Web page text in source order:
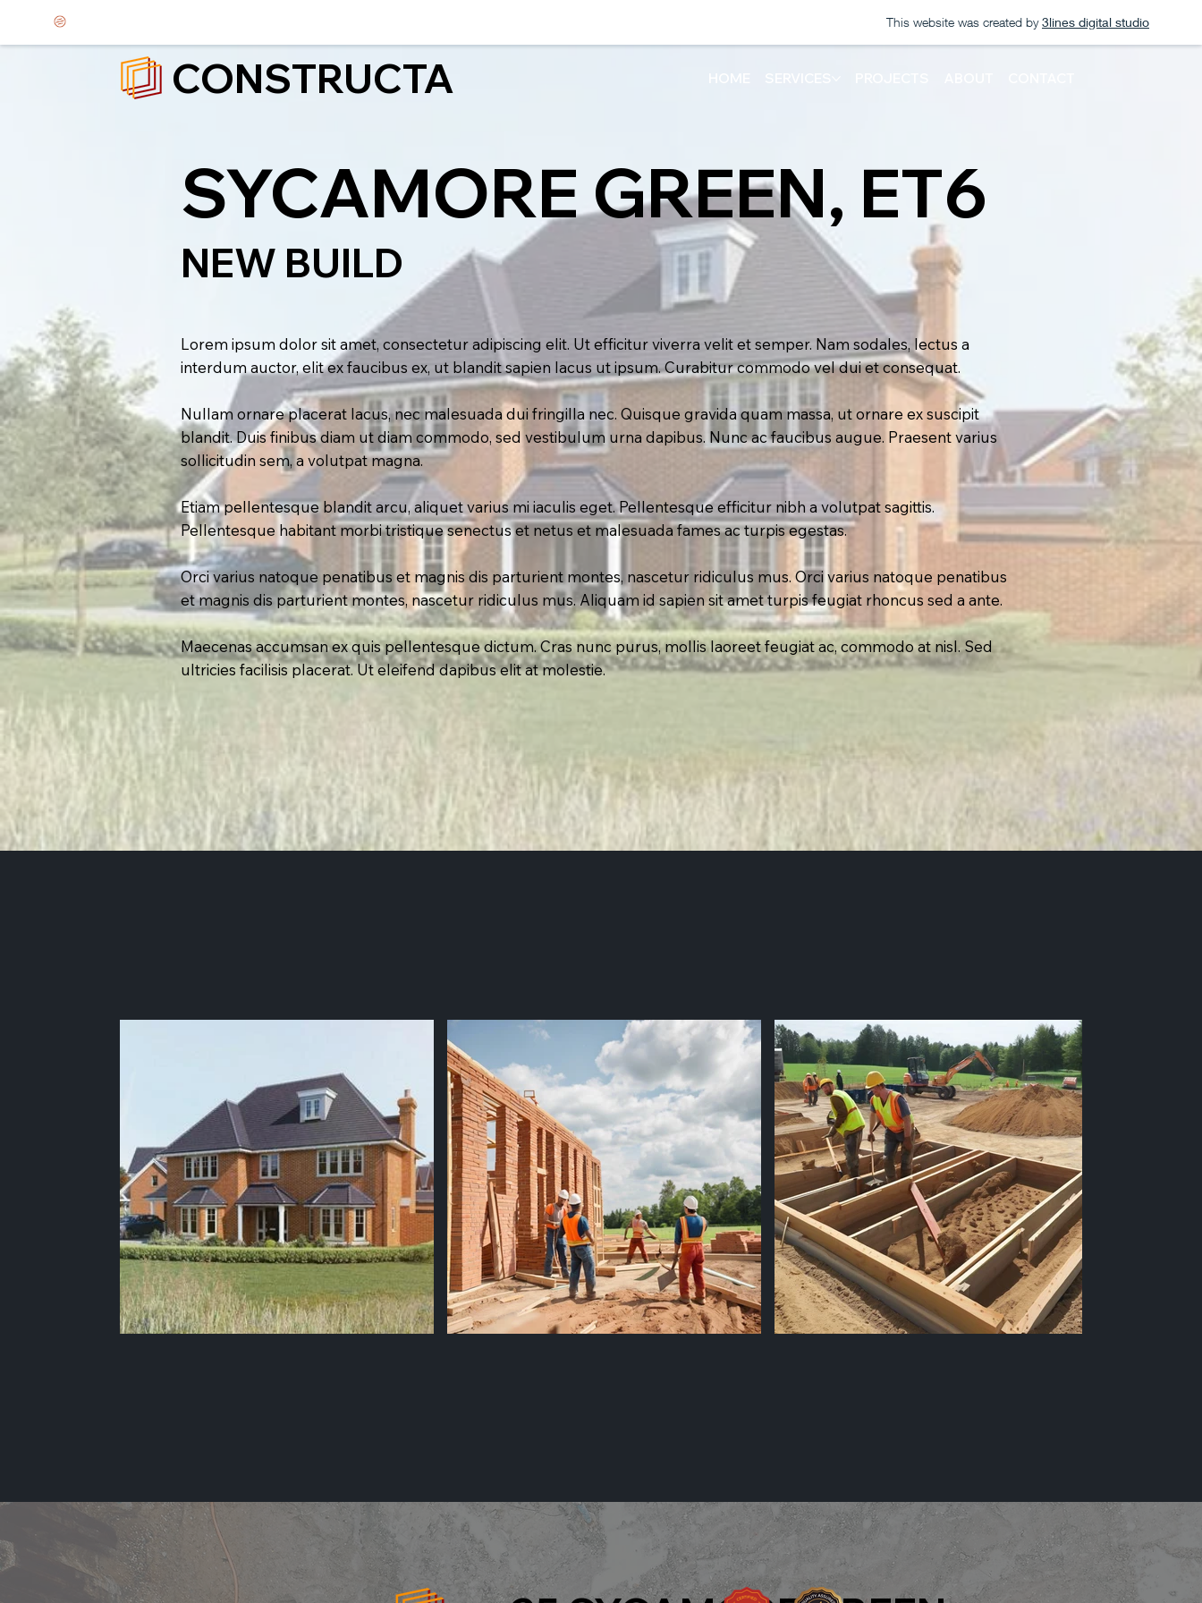
This website was created by 3lines digital studio
CONSTRUCTA
SYCAMORE GREEN, ET6
NEW BUILD
Lorem ipsum dolor sit amet, consectetur adipiscing elit. Ut efficitur viverra velit et semper. Nam sodales, lectus a
interdum auctor, elit ex faucibus ex, ut blandit sapien lacus ut ipsum. Curabitur commodo vel dui et consequat.
Nullam ornare placerat lacus, nec malesuada dui fringilla nec. Quisque gravida quam massa, ut ornare ex suscipit
blandit. Duis finibus diam ut diam commodo, sed vestibulum urna dapibus. Nunc ac faucibus augue. Praesent varius
sollicitudin sem, a volutpat magna.
Etiam pellentesque blandit arcu, aliquet varius mi iaculis eget. Pellentesque efficitur nibh a volutpat sagittis.
Pellentesque habitant morbi tristique senectus et netus et malesuada fames ac turpis egestas.
Orci varius natoque penatibus et magnis dis parturient montes, nascetur ridiculus mus. Orci varius natoque penatibus
et magnis dis parturient montes, nascetur ridiculus mus. Aliquam id sapien sit amet turpis feugiat rhoncus sed a ante.
Maecenas accumsan ex quis pellentesque dictum. Cras nunc purus, mollis laoreet feugiat ac, commodo at nisl. Sed
ultricies facilisis placerat. Ut eleifend dapibus elit at molestie.